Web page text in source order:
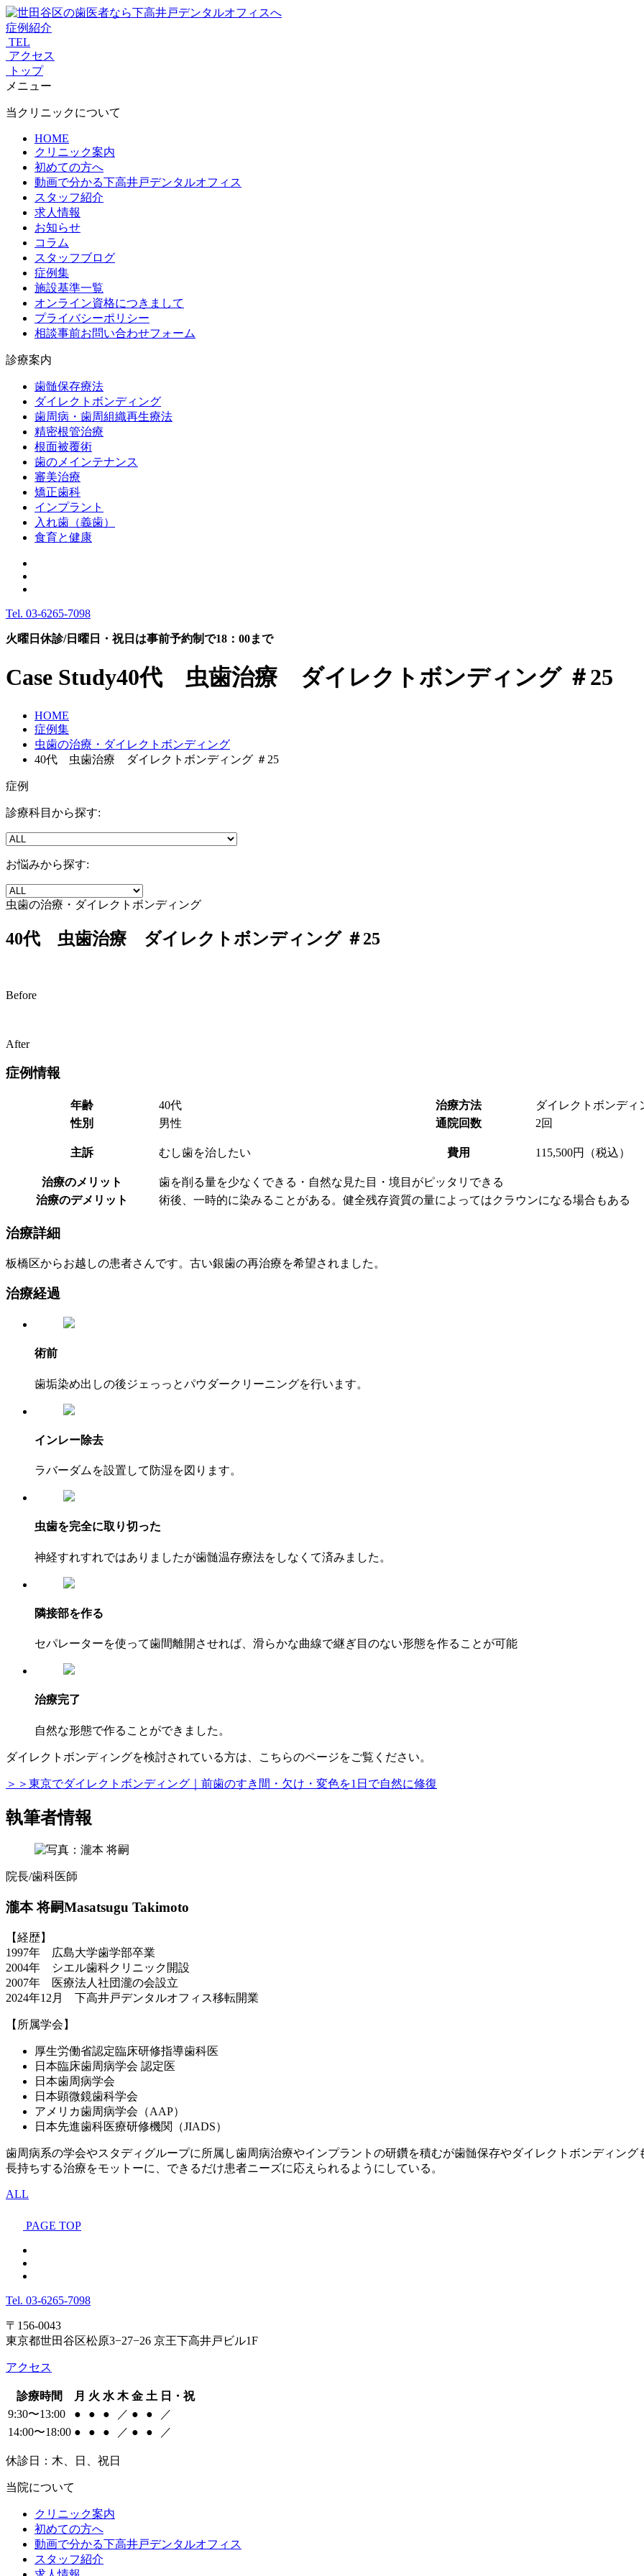
症例紹介
TEL
アクセス
トップ
メニュー
当クリニックについて
HOME
クリニック案内
初めての方へ
動画で分かる下高井戸デンタルオフィス
スタッフ紹介
求人情報
お知らせ
コラム
スタッフブログ
症例集
施設基準一覧
オンライン資格につきまして
プライバシーポリシー
相談事前お問い合わせフォーム
診療案内
歯髄保存療法
ダイレクトボンディング
歯周病・歯周組織再生療法
精密根管治療
根面被覆術
歯のメインテナンス
審美治療
矯正歯科
インプラント
入れ歯（義歯）
食育と健康
Tel. 03-6265-7098
火曜日休診/日曜日・祝日は事前予約制で18：00まで
Case Study40代 虫歯治療 ダイレクトボンディング ＃25
HOME
症例集
虫歯の治療・ダイレクトボンディング
40代 虫歯治療 ダイレクトボンディング ＃25
症例
診療科目から探す:
お悩みから探す:
虫歯の治療・ダイレクトボンディング
40代 虫歯治療 ダイレクトボンディング ＃25
Before
After
症例情報
年齢 40代 治療方法
ダイレクトボンディ
性別
男性 通院回数 2回
主訴 むし歯を治したい 費用 115,500円（税込）
治療のメリット
歯を削る量を少なくできる・自然な見た目・境目がピッタリできる
治療のデメリット
術後、一時的に染みることがある。健全残存資質の量によってはクラウンになる場合もある
治療詳細
板橋区からお越しの患者さんです。古い銀歯の再治療を希望されました。
治療経過
術前
歯垢染め出しの後ジェっっとパウダークリーニングを行います。
インレー除去
ラバーダムを設置して防湿を図ります。
虫歯を完全に取り切った
神経すれすれではありましたが歯髄温存療法をしなくて済みました。
隣接部を作る
セパレーターを使って歯間離開させれば、滑らかな曲線で継ぎ目のない形態を作ることが可能
治療完了
自然な形態で作ることができました。
ダイレクトボンディングを検討されている方は、こちらのページをご覧ください。
＞＞東京でダイレクトボンディング｜前歯のすき間・欠け・変色を1日で自然に修復
執筆者情報
院長/歯科医師
瀧本 将嗣Masatsugu Takimoto
【経歴】
1997年 広島大学歯学部卒業
2004年 シエル歯科クリニック開設
2007年 医療法人社団瀧の会設立
2024年12月 下高井戸デンタルオフィス移転開業
【所属学会】
厚生労働省認定臨床研修指導歯科医
日本臨床歯周病学会 認定医
日本歯周病学会
日本顕微鏡歯科学会
アメリカ歯周病学会（AAP）
日本先進歯科医療研修機関（JIADS）
歯周病系の学会やスタディグループに所属し歯周病治療やインプラントの研鑽を積むが歯髄保存やダイレクトボンディング
長持ちする治療をモットーに、できるだけ患者ニーズに応えられるようにしている。
ALL
PAGE TOP
Tel. 03-6265-7098
〒156-0043
東京都世田谷区松原3−27−26 京王下高井戸ビル1F
アクセス
診療時間 月 火 水 木 金 土 日・祝
9:30〜13:00
● ● ● ／ ● ●
／
14:00〜18:00 ● ● ● ／ ● ● ／
休診日：木、日、祝日
当院について
クリニック案内
初めての方へ
動画で分かる下高井戸デンタルオフィス
スタッフ紹介